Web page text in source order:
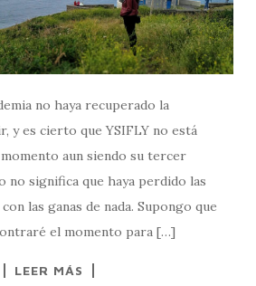
no haya recuperado la
y es cierto que YSIFLY no está
aun siendo su tercer
significa que haya perdido las
las ganas de nada. Supongo que
el momento para […]
LEER MÁS